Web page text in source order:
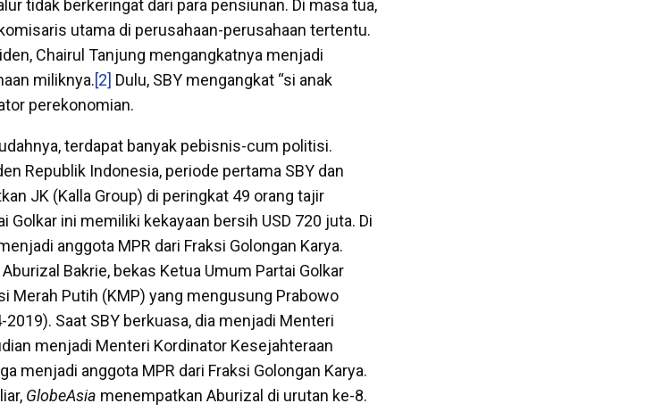
tidak berkeringat dari para pensiunan. Di masa tua,
utama di perusahaan-perusahaan tertentu.
Chairul Tanjung mengangkatnya menjadi
miliknya.[2] Dulu, SBY mengangkat “si anak
perekonomian.
terdapat banyak pebisnis-cum politisi.
Republik Indonesia, periode pertama SBY dan
JK (Kalla Group) di peringkat 49 orang tajir
Golkar ini memiliki kekayaan bersih USD 720 juta. Di
anggota MPR dari Fraksi Golongan Karya.
Bakrie, bekas Ketua Umum Partai Golkar
Merah Putih (KMP) yang mengusung Prabowo
Saat SBY berkuasa, dia menjadi Menteri
menjadi Menteri Kordinator Kesejahteraan
menjadi anggota MPR dari Fraksi Golongan Karya.
GlobeAsia menempatkan Aburizal di urutan ke-8.